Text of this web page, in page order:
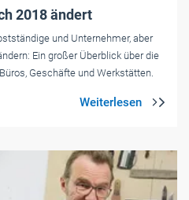
2018 ändert
und Unternehmer, aber
Ein großer Überblick über die
Geschäfte und Werkstätten.